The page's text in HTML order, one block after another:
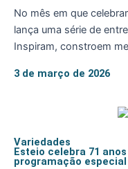
No mês em que
lança uma série de
Inspiram, constroem
3 de março de 2026
Variedades
Esteio celebra 71
programação